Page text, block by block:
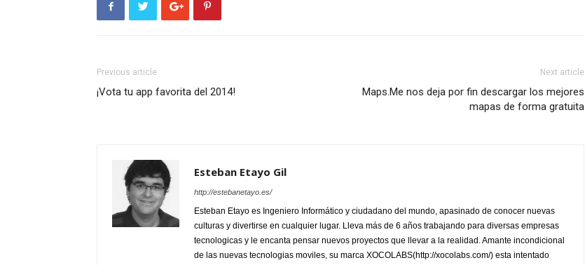
Previous article
¡Vota tu app favorita del 2014!
Next article
Maps.Me nos deja por fin descargar los mejores
mapas de forma gratuita
Esteban Etayo Gil
http://estebanetayo.es/
Esteban Etayo es Ingeniero Informático y ciudadano del mundo, apasinado de conocer nuevas
culturas y divertirse en cualquier lugar. Lleva más de 6 años trabajando para diversas empresas
tecnologicas y le encanta pensar nuevos proyectos que llevar a la realidad. Amante incondicional
de las nuevas tecnologias moviles, su marca XOCOLABS(http://xocolabs.com/) esta intentado